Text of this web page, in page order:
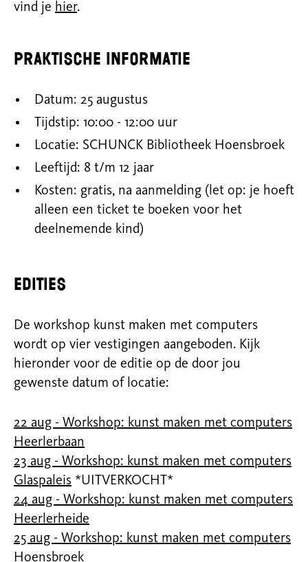
vind je hier.
Praktische informatie
Datum: 25 augustus
Tijdstip: 10:00 - 12:00 uur
Locatie: SCHUNCK Bibliotheek Hoensbroek
Leeftijd: 8 t/m 12 jaar
Kosten: gratis, na aanmelding (let op: je hoeft
alleen een ticket te boeken voor het
deelnemende kind)
edities
De workshop kunst maken met computers
wordt op vier vestigingen aangeboden. Kijk
hieronder voor de editie op de door jou
gewenste datum of locatie:
22 aug - Workshop: kunst maken met computers
Heerlerbaan
23 aug - Workshop: kunst maken met computers
Glaspaleis *UITVERKOCHT*
24 aug - Workshop: kunst maken met computers
Heerlerheide
25 aug - Workshop: kunst maken met computers
Hoensbroek